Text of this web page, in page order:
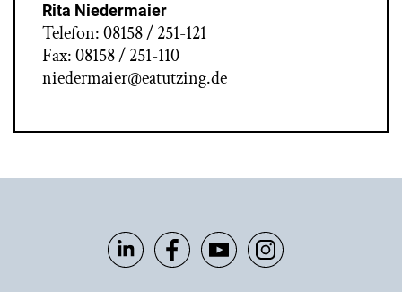
Rita Niedermaier
Telefon: 08158 / 251-121
Fax: 08158 / 251-110
niedermaier@eatutzing.de